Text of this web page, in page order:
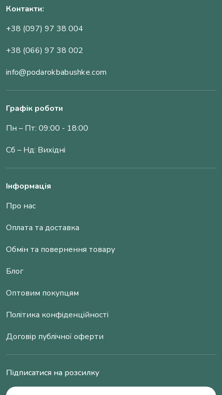
Контакти:
+38 (097) 97 38 004
+38 (066) 97 38 002
info@podarokbabushke.com
Графік роботи
Пн – Пт: 09:00 - 18:00
Сб – Нд: Вихідні
Інформація
Про нас
Оплата та доставка
Обмін та повернення товару
Блог
Оптовим покупцям
Політика конфіденційності
Договір публічної оферти
Підписатися на розсилку